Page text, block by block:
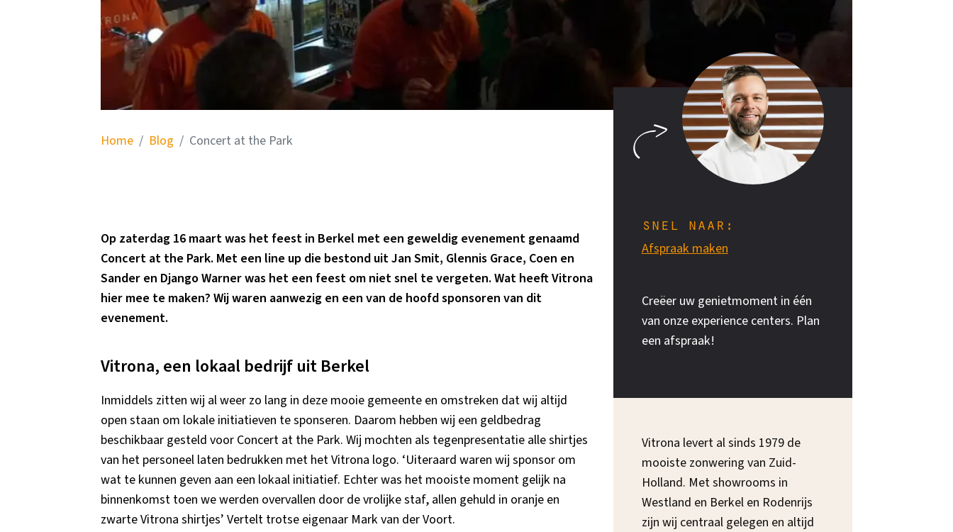
Home Blog Concert at the Park
Op zaterdag 16 maart was het feest in Berkel met een geweldig evenement genaamd
Concert at the Park. Met een line up die bestond uit Jan Smit, Glennis Grace, Coen en
Sander en Django Warner was het een feest om niet snel te vergeten. Wat heeft Vitrona
hier mee te maken? Wij waren aanwezig en een van de hoofd sponsoren van dit
evenement.
Vitrona, een lokaal bedrijf uit Berkel
Inmiddels zitten wij al weer zo lang in deze mooie gemeente en omstreken dat wij altijd
open staan om lokale initiatieven te sponseren. Daarom hebben wij een geldbedrag
beschikbaar gesteld voor Concert at the Park. Wij mochten als tegenpresentatie alle shirtjes
van het personeel laten bedrukken met het Vitrona logo. ‘Uiteraard waren wij sponsor om
wat te kunnen geven aan een lokaal initiatief. Echter was het mooiste moment gelijk na
binnenkomst toen we werden overvallen door de vrolijke staf, allen gehuld in oranje en
zwarte Vitrona shirtjes’ Vertelt trotse eigenaar Mark van der Voort.
snel naar:
Afspraak maken
Creëer uw genietmoment in één
van onze experience centers. Plan
een afspraak!
Vitrona levert al sinds 1979 de
mooiste zonwering van Zuid-
Holland. Met showrooms in
Westland en Berkel en Rodenrijs
zijn wij centraal gelegen en altijd